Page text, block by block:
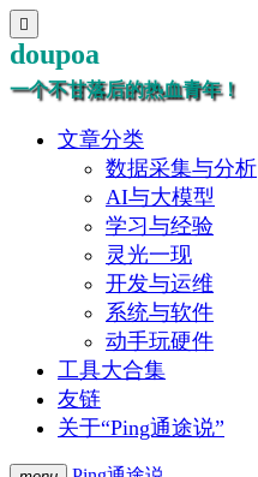

doupoa
一个不甘落后的热血青年！
文章分类
数据采集与分析
AI与大模型
学习与经验
灵光一现
开发与运维
系统与软件
动手玩硬件
工具大合集
友链
关于“Ping通途说”